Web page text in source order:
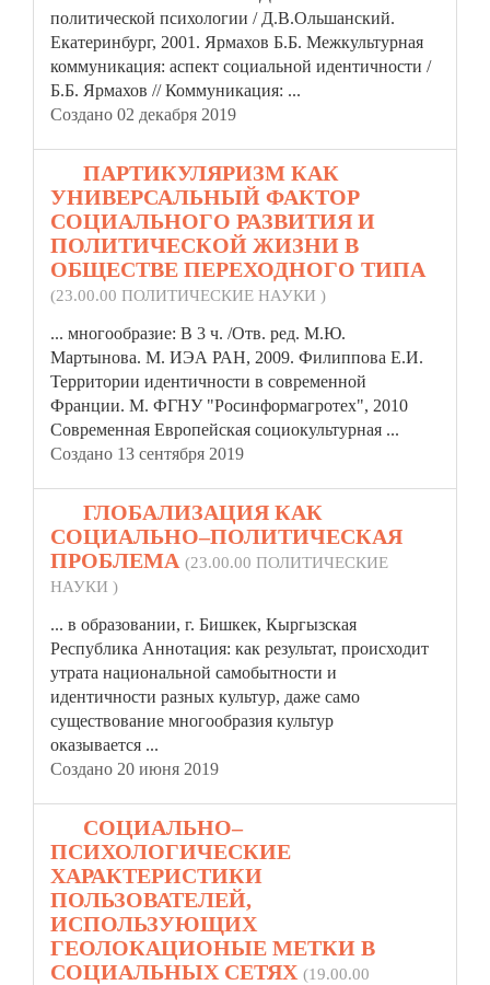
политической психологии / Д.В.Ольшанский.
Екатеринбург, 2001. Ярмахов Б.Б. Межкультурная
коммуникация: аспект социальной идентичности /
Б.Б. Ярмахов // Коммуникация: ...
Создано 02 декабря 2019
ПАРТИКУЛЯРИЗМ КАК
УНИВЕРСАЛЬНЫЙ ФАКТОР
СОЦИАЛЬНОГО РАЗВИТИЯ И
ПОЛИТИЧЕСКОЙ ЖИЗНИ В
ОБЩЕСТВЕ ПЕРЕХОДНОГО ТИПА
(23.00.00 ПОЛИТИЧЕСКИЕ НАУКИ )
... многообразие: В 3 ч. /Отв. ред. М.Ю.
Мартынова. М. ИЭА РАН, 2009. Филиппова Е.И.
Территории идентичности в современной
Франции. М. ФГНУ "Росинформагротех", 2010
Современная Европейская социокультурная ...
Создано 13 сентября 2019
ГЛОБАЛИЗАЦИЯ КАК
СОЦИАЛЬНО–ПОЛИТИЧЕСКАЯ
ПРОБЛЕМА (23.00.00 ПОЛИТИЧЕСКИЕ
НАУКИ )
... в образовании, г. Бишкек, Кыргызская
Республика Аннотация: как результат, происходит
утрата национальной самобытности и
идентичности разных культур, даже само
существование многообразия культур
оказывается ...
Создано 20 июня 2019
СОЦИАЛЬНО–
ПСИХОЛОГИЧЕСКИЕ
ХАРАКТЕРИСТИКИ
ПОЛЬЗОВАТЕЛЕЙ,
ИСПОЛЬЗУЮЩИХ
ГЕОЛОКАЦИОНЫЕ МЕТКИ В
СОЦИАЛЬНЫХ СЕТЯХ (19.00.00